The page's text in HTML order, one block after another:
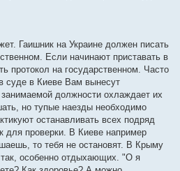
Гаишник на Украине должен писать
Если начинают приставать в
протокол на государственном. Часто
суде в Киеве Вам вынесут
должности охлаждает их
но тупые наезды необходимо
останавливать всех подряд
для проверки. В Киеве например
то тебя не остановят. В Крыму
так, особенно отдыхающих. "О я